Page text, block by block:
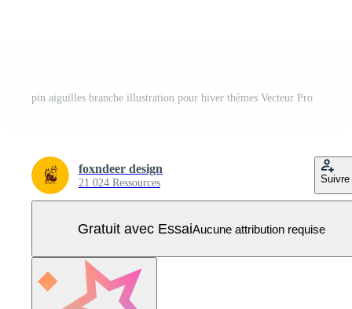
pin aiguilles branche illustration pour hiver thèmes Vecteur Pro
foxndeer design
21 024 Ressources Suivre
Gratuit avec EssaiAucune attribution requise